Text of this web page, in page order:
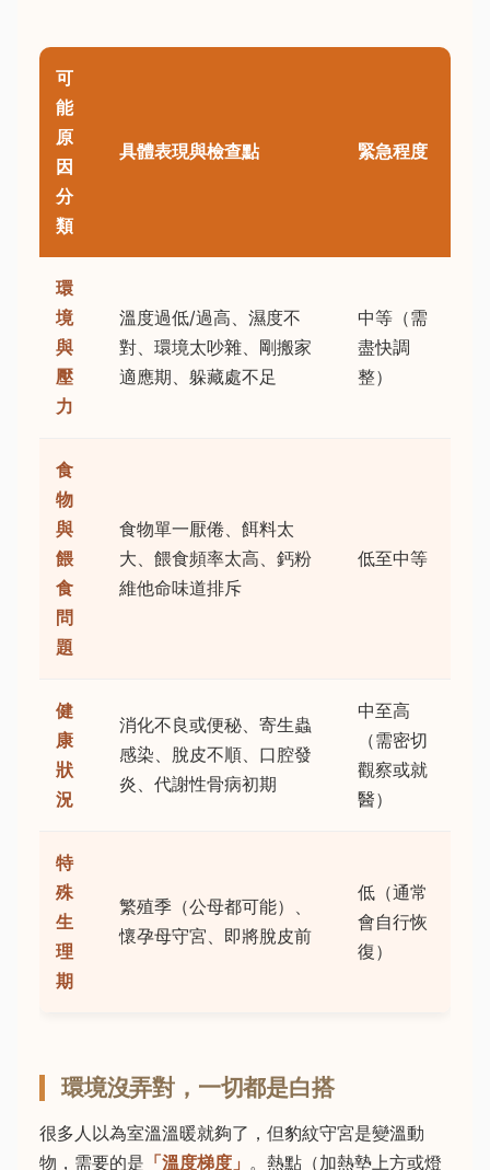
可
能
原
因
分
類
具體表現與檢查點 緊急程度
環
境
與
壓
力
溫度過低/過高、濕度不
對、環境太吵雜、剛搬家
適應期、躲藏處不足
中等（需
盡快調
整）
食
物
與
餵
食
問
題
食物單一厭倦、餌料太
大、餵食頻率太高、鈣粉
維他命味道排斥
低至中等
健
康
狀
況
消化不良或便秘、寄生蟲
感染、脫皮不順、口腔發
炎、代謝性骨病初期
中至高
（需密切
觀察或就
醫）
特
殊
生
理
期
繁殖季（公母都可能）、
懷孕母守宮、即將脫皮前
低（通常
會自行恢
復）
環境沒弄對，一切都是白搭
很多人以為室溫溫暖就夠了，但豹紋守宮是變溫動
物，需要的是 「溫度梯度」 。熱點（加熱墊上方或燈